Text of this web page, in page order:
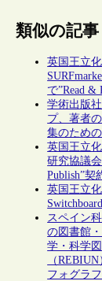
類似の記事
英国王立
で”Read &
学術出版
プ、著者
集のため
英国王立
研究協議会
Publish”契
英国王立化
スペイン
の図書館
学・科学
（
フォグラ